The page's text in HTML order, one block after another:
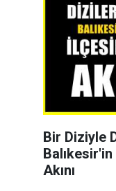
Bir Diziyle
Akını